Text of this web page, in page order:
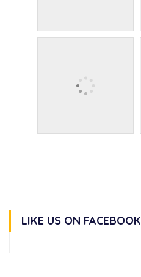
LIKE US ON FACEBOOK